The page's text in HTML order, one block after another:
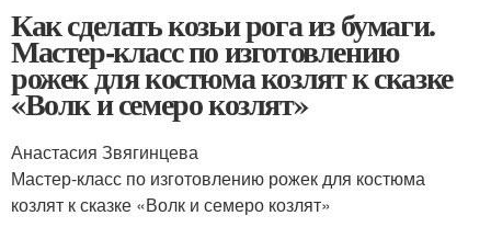
Как сделать козьи рога из бумаги.
Мастер-класс по изготовлению
рожек для костюма козлят к сказке
«Волк и семеро козлят»
Анастасия Звягинцева
Мастер-класс по изготовлению рожек для костюма
козлят к сказке «Волк и семеро козлят»